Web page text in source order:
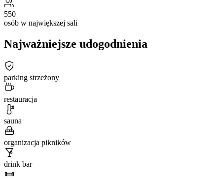
550
osób w największej sali
Najważniejsze udogodnienia
parking strzeżony
restauracja
sauna
organizacja pikników
drink bar